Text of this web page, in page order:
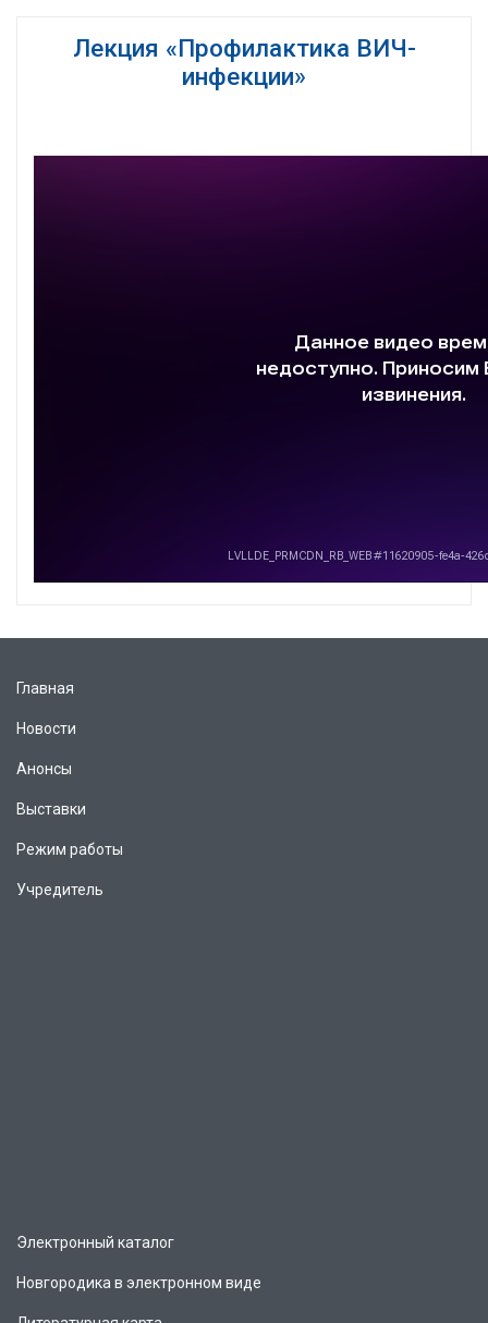
Лекция «Профилактика ВИЧ-
инфекции»
Главная
Новости
Анонсы
Выставки
Режим работы
Учредитель
Электронный каталог
Новгородика в электронном виде